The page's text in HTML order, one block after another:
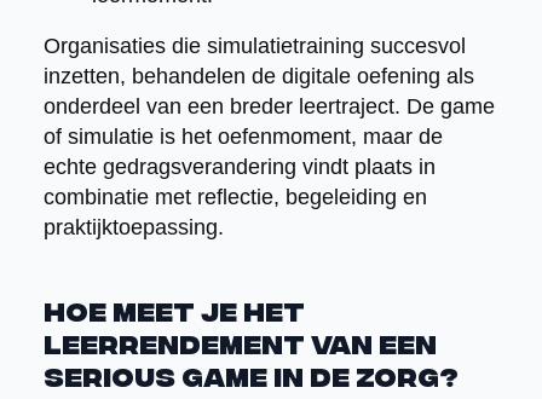
Organisaties die simulatietraining succesvol
inzetten, behandelen de digitale oefening als
onderdeel van een breder leertraject. De game
of simulatie is het oefenmoment, maar de
echte gedragsverandering vindt plaats in
combinatie met reflectie, begeleiding en
praktijktoepassing.
Hoe meet je het
leerrendement van een
serious game in de zorg?